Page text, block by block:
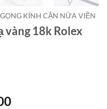
GỌNG KÍNH CẬN NỬA VIỀN
vàng 18k Rolex
Giá